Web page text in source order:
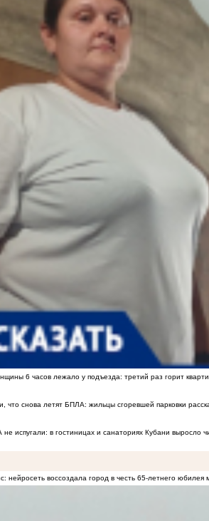
6 часов лежало у подъезда: третий раз горит
снова летят БПЛА: жильцы сгоревшей парковки
испугали: в гостиницах и санаториях Кубани выросло
нейросеть воссоздала город в честь 65-летнего юбилея